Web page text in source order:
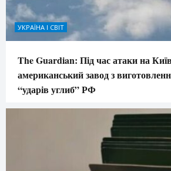
УКРАЇНА І СВІТ
The Guardian: Під час атаки на
американський завод з
“ударів углиб” РФ